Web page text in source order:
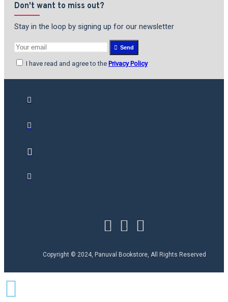
Don't want to miss out?
Stay in the loop by signing up for our newsletter
Send
I have read and agree to the Privacy Policy
Copyright © 2024, Panuval Bookstore, All Rights Reserved